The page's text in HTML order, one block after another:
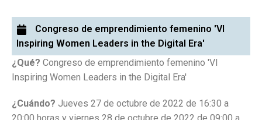
Congreso de emprendimiento femenino 'VI
Inspiring Women Leaders in the Digital Era'
¿Qué? Congreso de emprendimiento femenino 'VI
Inspiring Women Leaders in the Digital Era'
¿Cuándo? Jueves 27 de octubre de 2022 de 16:30 a